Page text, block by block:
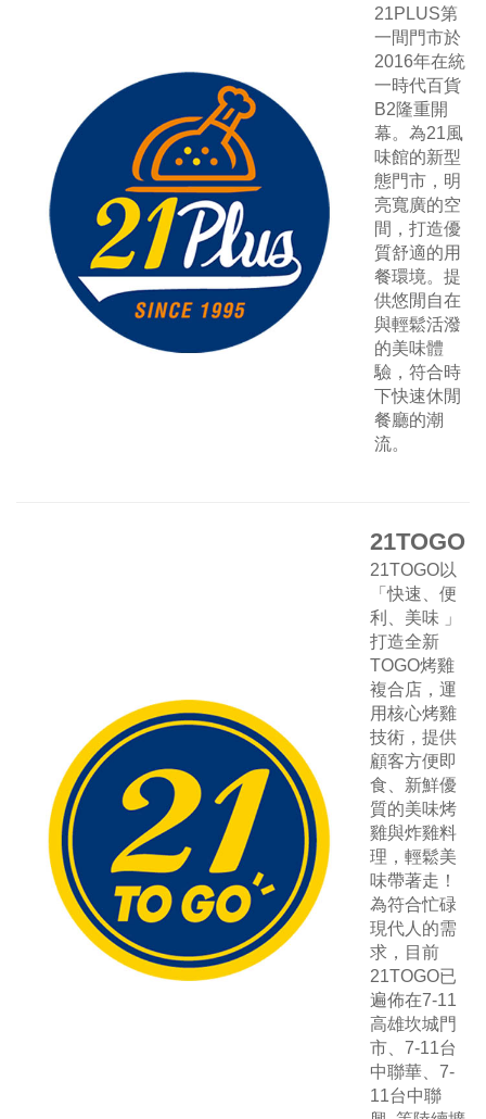
21PLUS第
一間門市於
2016年在統
一時代百貨
B2隆重開
幕。為21風
味館的新型
態門市，明
亮寬廣的空
間，打造優
質舒適的用
餐環境。提
供悠閒自在
與輕鬆活潑
的美味體
驗，符合時
下快速休閒
餐廳的潮
流。
21TOGO
21TOGO以
「快速、便
利、美味 」
打造全新
TOGO烤雞
複合店，運
用核心烤雞
技術，提供
顧客方便即
食、新鮮優
質的美味烤
雞與炸雞料
理，輕鬆美
味帶著走！
為符合忙碌
現代人的需
求，目前
21TOGO已
遍佈在7-11
高雄坎城門
市、7-11台
中聯華、7-
11台中聯